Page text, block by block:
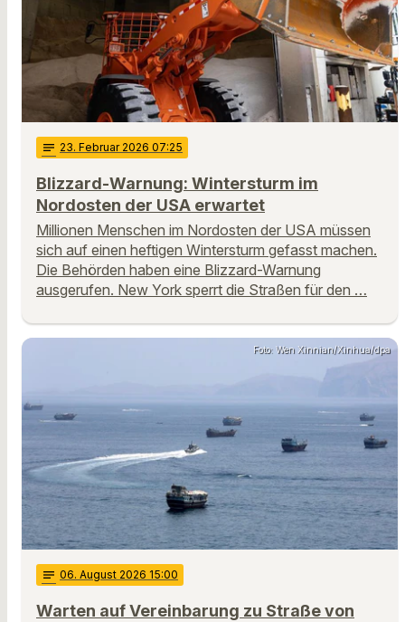
notes 23. Februar 2026 07:25
Blizzard-Warnung: Wintersturm im
Nordosten der USA erwartet
Millionen Menschen im Nordosten der USA müssen
sich auf einen heftigen Wintersturm gefasst machen.
Die Behörden haben eine Blizzard-Warnung
ausgerufen. New York sperrt die Straßen für den …
Foto: Wen Xinnian/Xinhua/dpa
notes 06. August 2026 15:00
Warten auf Vereinbarung zu Straße von